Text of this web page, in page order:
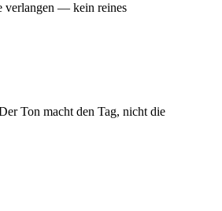
verlangen — kein reines
Ton macht den Tag, nicht die